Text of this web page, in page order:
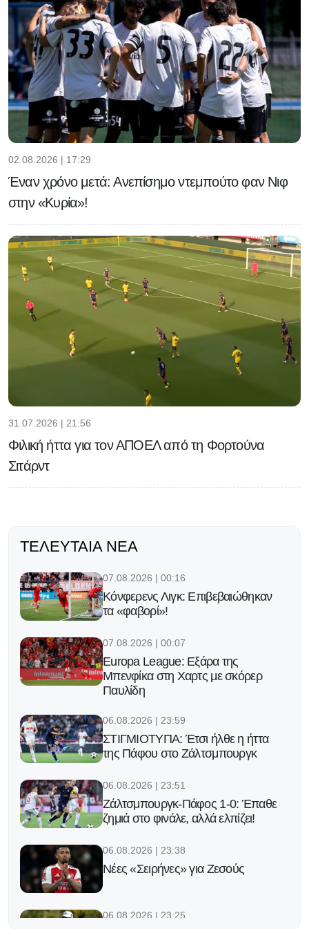
02.08.2026 | 17:29
Έναν χρόνο μετά: Ανεπίσημο ντεμπούτο φαν Νιφ
στην «Κυρία»!
31.07.2026 | 21:56
Φιλική ήττα για τον ΑΠΟΕΛ από τη Φορτούνα
Σιτάρντ
ΤΕΛΕΥΤΑΊΑ ΝΈΑ
07.08.2026 | 00:16
Κόνφερενς Λιγκ: Επιβεβαιώθηκαν
τα «φαβορί»!
07.08.2026 | 00:07
Europa League: Εξάρα της
Μπενφίκα στη Χαρτς με σκόρερ
Παυλίδη
06.08.2026 | 23:59
ΣΤΙΓΜΙΟΤΥΠΑ: Έτσι ήλθε η ήττα
της Πάφου στο Ζάλτσμπουργκ
06.08.2026 | 23:51
Ζάλτσμπουργκ-Πάφος 1-0: Έπαθε
ζημιά στο φινάλε, αλλά ελπίζει!
06.08.2026 | 23:38
Νέες «Σειρήνες» για Ζεσούς
06.08.2026 | 23:25